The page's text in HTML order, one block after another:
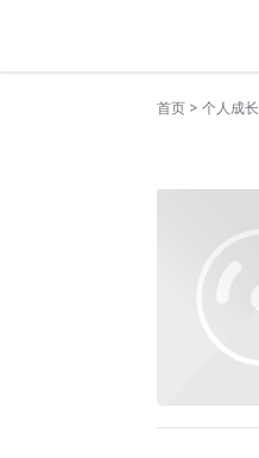
首页 > 个人成长